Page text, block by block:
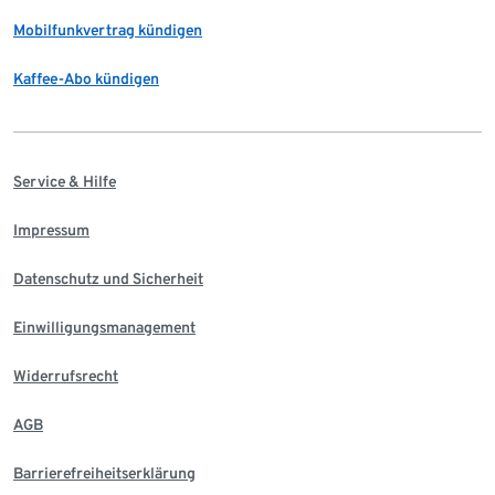
Mobilfunkvertrag kündigen
Kaffee-Abo kündigen
Service & Hilfe
Impressum
Datenschutz und Sicherheit
Einwilligungsmanagement
Widerrufsrecht
AGB
Barrierefreiheitserklärung